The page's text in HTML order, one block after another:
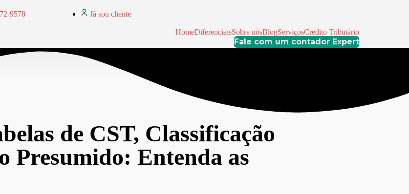
9578 Já sou cliente
HomeDiferenciaisSobre nósBlogServiçosCredito Tributário
Fale com um contador Expert
de CST, Classificação
Presumido: Entenda as